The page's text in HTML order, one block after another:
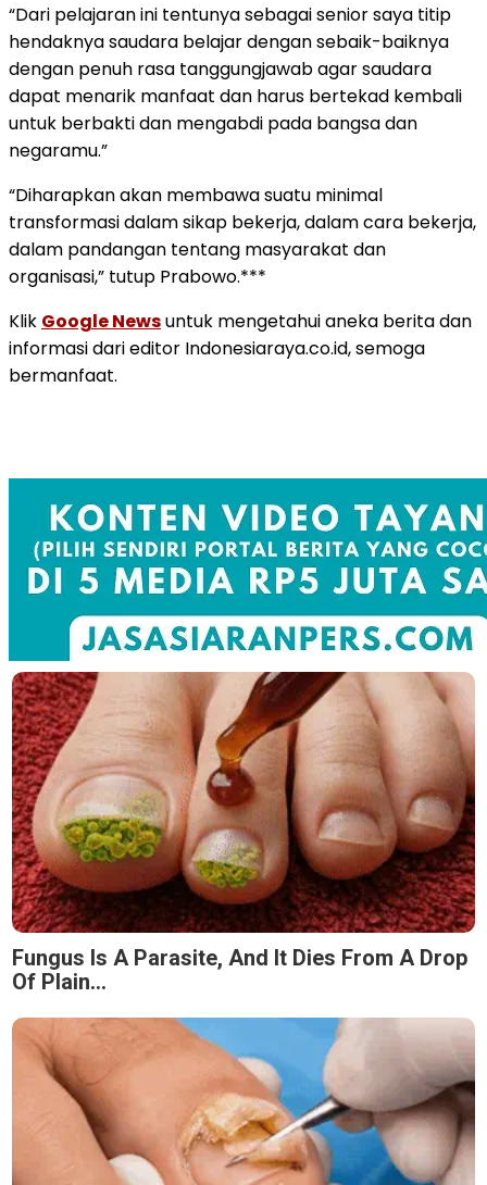
“Dari pelajaran ini tentunya sebagai senior saya titip
hendaknya saudara belajar dengan sebaik-baiknya
dengan penuh rasa tanggungjawab agar saudara
dapat menarik manfaat dan harus bertekad kembali
untuk berbakti dan mengabdi pada bangsa dan
negaramu.”
“Diharapkan akan membawa suatu minimal
transformasi dalam sikap bekerja, dalam cara bekerja,
dalam pandangan tentang masyarakat dan
organisasi,” tutup Prabowo.***
Klik Google Newsuntuk mengetahui aneka berita dan
informasi dari editor Indonesiaraya.co.id, semoga
bermanfaat.
Fungus Is A Parasite, And It Dies From A Drop
Of Plain...